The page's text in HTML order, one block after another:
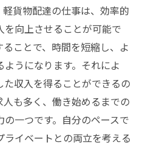
貨物配達の仕事は、効率的
向上させることが可能で
ことで、時間を短縮し、よ
うになります。それによ
た収入を得ることができるの
も多く、働き始めるまでの
一つです。自分のペースで
イベートとの両立を考える